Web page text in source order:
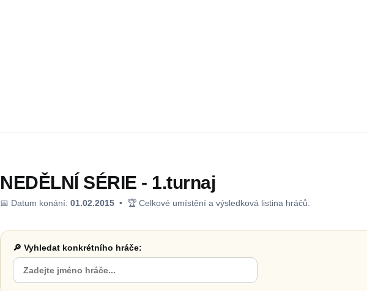
NEDĚLNÍ SÉRIE - 1.turnaj
📅 Datum konání: 01.02.2015 • 🏆 Celkové umístění a výsledková listina hráčů.
🔎 Vyhledat konkrétního hráče: